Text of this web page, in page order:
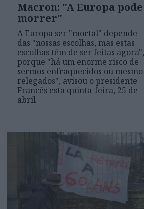
Macron: "A Europa pode
morrer"
A Europa ser "mortal" depende
das "nossas escolhas, mas estas
escolhas têm de ser feitas agora",
porque "há um enorme risco de
sermos enfraquecidos ou mesmo
relegados", avisou o presidente
Francês esta quinta-feira, 25 de
abril